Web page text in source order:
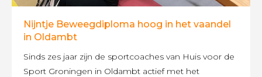
Nijntje Beweegdiploma hoog in het vaandel
in Oldambt
Sinds zes jaar zijn de sportcoaches van Huis voor de
Sport Groningen in Oldambt actief met het